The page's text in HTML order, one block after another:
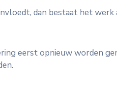
dan bestaat het
eerst opnieuw worden